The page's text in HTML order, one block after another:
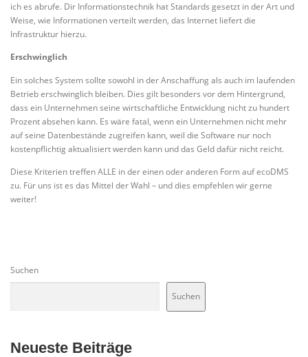
ich es abrufe. Dir Informationstechnik hat Standards gesetzt in der Art und
Weise, wie Informationen verteilt werden, das Internet liefert die
Infrastruktur hierzu.
Erschwinglich
Ein solches System sollte sowohl in der Anschaffung als auch im laufenden
Betrieb erschwinglich bleiben. Dies gilt besonders vor dem Hintergrund,
dass ein Unternehmen seine wirtschaftliche Entwicklung nicht zu hundert
Prozent absehen kann. Es wäre fatal, wenn ein Unternehmen nicht mehr
auf seine Datenbestände zugreifen kann, weil die Software nur noch
kostenpflichtig aktualisiert werden kann und das Geld dafür nicht reicht.
Diese Kriterien treffen ALLE in der einen oder anderen Form auf ecoDMS
zu. Für uns ist es das Mittel der Wahl – und dies empfehlen wir gerne
weiter!
Suchen
Suchen
Neueste Beiträge